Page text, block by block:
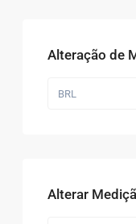
Alteração de
BRL
Alterar